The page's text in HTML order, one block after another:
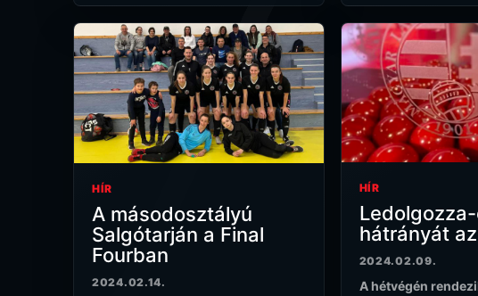
HÍR
A másodosztályú
Salgótarján a Final
Fourban
2024.02.14.
HÍR
hátrányát
2024.02.09.
A hétvégén